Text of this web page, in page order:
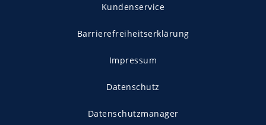
Kundenservice
Barrierefreiheitserklärung
Impressum
Datenschutz
Datenschutzmanager